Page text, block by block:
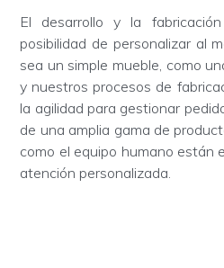
El desarrollo y la
posibilidad de personalizar al
sea un simple mueble, como
y nuestros procesos de
la agilidad para gestionar
de una amplia gama de
como el equipo humano están
atención personalizada.